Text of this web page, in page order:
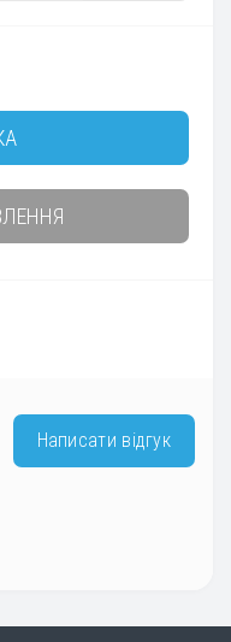
Написати відгук